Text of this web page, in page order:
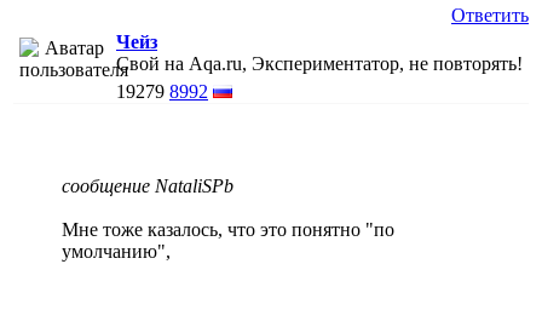
Ответить
Чейз
Свой на Aqa.ru, Экспериментатор, не повторять!
19279 8992
сообщение NataliSPb
Мне тоже казалось, что это понятно "по
умолчанию",